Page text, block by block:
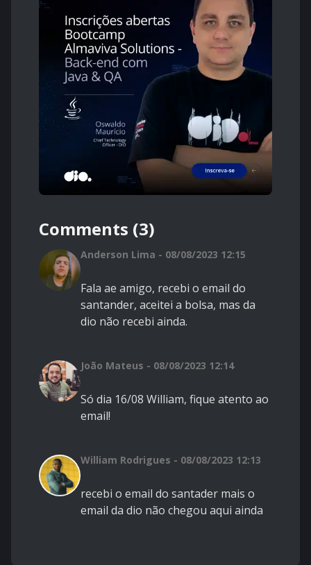
Comments (3)
Anderson Lima - 08/08/2023 12:15
Fala ae amigo, recebi o email do
santander, aceitei a bolsa, mas da
dio não recebi ainda.
João Mateus - 08/08/2023 12:14
Só dia 16/08 William, fique atento ao
email!
William Rodrigues - 08/08/2023 12:13
recebi o email do santader mais o
email da dio não chegou aqui ainda